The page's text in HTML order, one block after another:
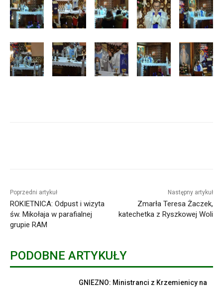
Poprzedni artykuł
ROKIETNICA: Odpust i wizyta
św. Mikołaja w parafialnej
grupie RAM
Następny artykuł
Zmarła Teresa Żaczek,
katechetka z Ryszkowej Woli
PODOBNE ARTYKUŁY
GNIEZNO: Ministranci z Krzemienicy na